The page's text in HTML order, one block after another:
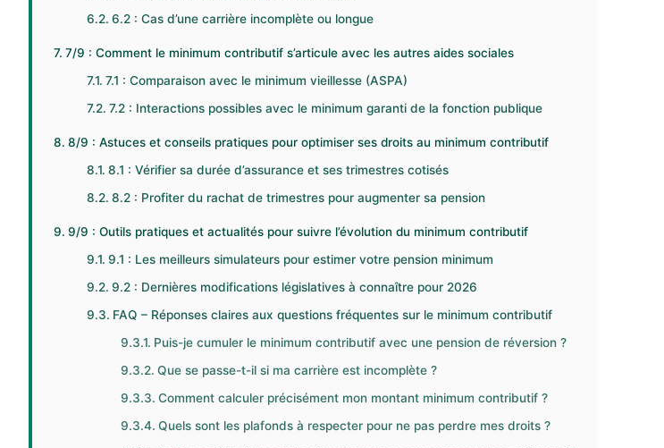
6.2 : Cas d’une carrière incomplète ou longue
7/9 : Comment le minimum contributif s’articule avec les autres aides sociales
7.1 : Comparaison avec le minimum vieillesse (ASPA)
7.2 : Interactions possibles avec le minimum garanti de la fonction publique
8/9 : Astuces et conseils pratiques pour optimiser ses droits au minimum contributif
8.1 : Vérifier sa durée d’assurance et ses trimestres cotisés
8.2 : Profiter du rachat de trimestres pour augmenter sa pension
9/9 : Outils pratiques et actualités pour suivre l’évolution du minimum contributif
9.1 : Les meilleurs simulateurs pour estimer votre pension minimum
9.2 : Dernières modifications législatives à connaître pour 2026
FAQ – Réponses claires aux questions fréquentes sur le minimum contributif
Puis-je cumuler le minimum contributif avec une pension de réversion ?
Que se passe-t-il si ma carrière est incomplète ?
Comment calculer précisément mon montant minimum contributif ?
Quels sont les plafonds à respecter pour ne pas perdre mes droits ?